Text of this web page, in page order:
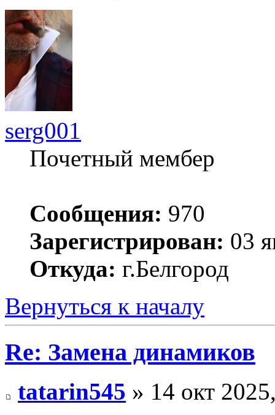
serg001
Почетный мембер
Сообщения: 970
Зарегистрирован: 03
Откуда: г.Белгород
Вернуться к началу
Re: Замена динамиков
tatarin545 » 14 окт